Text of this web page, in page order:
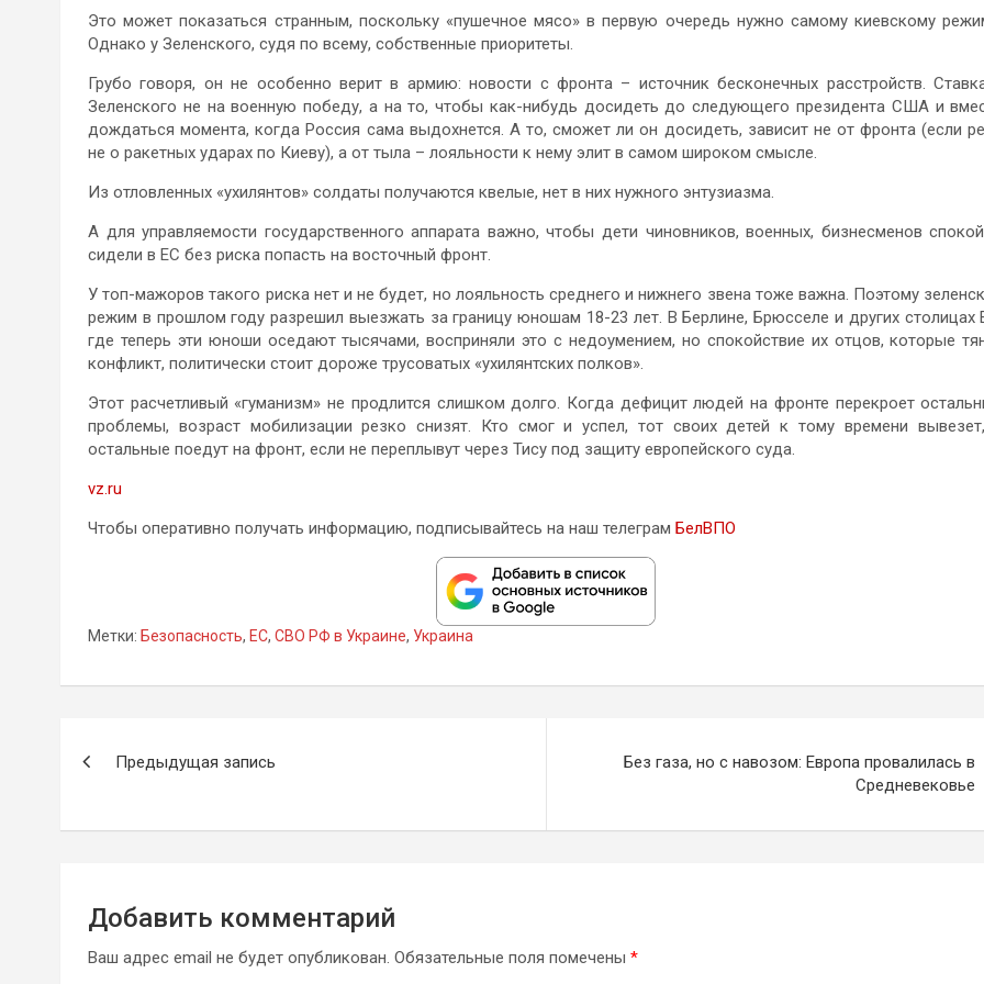
Это может показаться странным, поскольку «пушечное мясо» в первую очередь нужно самому киевскому
Однако у Зеленского, судя по всему, собственные приоритеты.
Грубо говоря, он не особенно верит в армию: новости с фронта – источник бесконечных расстройств.
Зеленского не на военную победу, а на то, чтобы как-нибудь досидеть до следующего президента США и
дождаться момента, когда Россия сама выдохнется. А то, сможет ли он досидеть, зависит не от фронта (если
не о ракетных ударах по Киеву), а от тыла – лояльности к нему элит в самом широком смысле.
Из отловленных «ухилянтов» солдаты получаются квелые, нет в них нужного энтузиазма.
А для управляемости государственного аппарата важно, чтобы дети чиновников, военных, бизнесменов
сидели в ЕС без риска попасть на восточный фронт.
У топ-мажоров такого риска нет и не будет, но лояльность среднего и нижнего звена тоже важна. Поэтому
режим в прошлом году разрешил выезжать за границу юношам 18-23 лет. В Берлине, Брюсселе и других столицах
где теперь эти юноши оседают тысячами, восприняли это с недоумением, но спокойствие их отцов, которые
конфликт, политически стоит дороже трусоватых «ухилянтских полков».
Этот расчетливый «гуманизм» не продлится слишком долго. Когда дефицит людей на фронте перекроет
проблемы, возраст мобилизации резко снизят. Кто смог и успел, тот своих детей к тому времени
остальные поедут на фронт, если не переплывут через Тису под защиту европейского суда.
vz.ru
Чтобы оперативно получать информацию, подписывайтесь на наш телеграм БелВПО
Метки: Безопасность, ЕС, СВО РФ в Украине, Украина
записям
Предыдущая запись
Без газа, но с навозом: Европа провалилась в
Средневековье
Добавить комментарий
Ваш адрес email не будет опубликован. Обязательные поля помечены *